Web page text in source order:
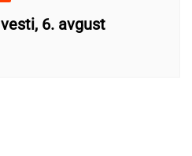
6. avgust